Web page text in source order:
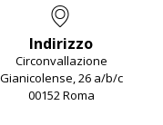
Indirizzo
Circonvallazione
Gianicolense, 26 a/b/c
00152 Roma